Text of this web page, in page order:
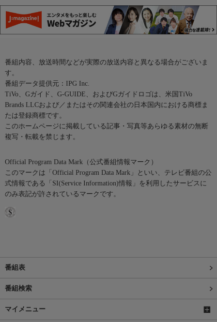
番組内容、放送時間などが実際の放送内容と異なる場合がございま
す。
番組データ提供元：IPG Inc.
TiVo、Gガイド、G-GUIDE、およびGガイドロゴは、米国TiVo
Brands LLCおよび／またはその関連会社の日本国内における商標ま
たは登録商標です。
このホームページに掲載している記事・写真等あらゆる素材の無断
複写・転載を禁じます。
Official Program Data Mark（公式番組情報マーク）
このマークは「Official Program Data Mark」といい、テレビ番組の公
式情報である「SI(Service Information)情報」を利用したサービスに
のみ表記が許されているマークです。
番組表
番組検索
マイメニュー